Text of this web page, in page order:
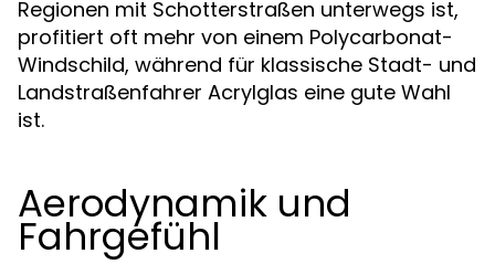
Regionen mit Schotterstraßen unterwegs ist,
profitiert oft mehr von einem Polycarbonat-
Windschild, während für klassische Stadt- und
Landstraßenfahrer Acrylglas eine gute Wahl
ist.
Aerodynamik und
Fahrgefühl